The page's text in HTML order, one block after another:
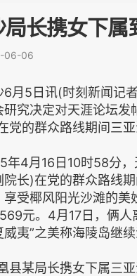
局长携女下属
06-06
6月5日讯(时刻新闻记
研究决定对天涯论坛发
党的群众路线期间三
年4月16日10时58分
院长)在党的群众路线
享受椰风阳光沙滩的
元。4月17日，俩人
威夷”之美称海陵岛继
县某局长携女下属三